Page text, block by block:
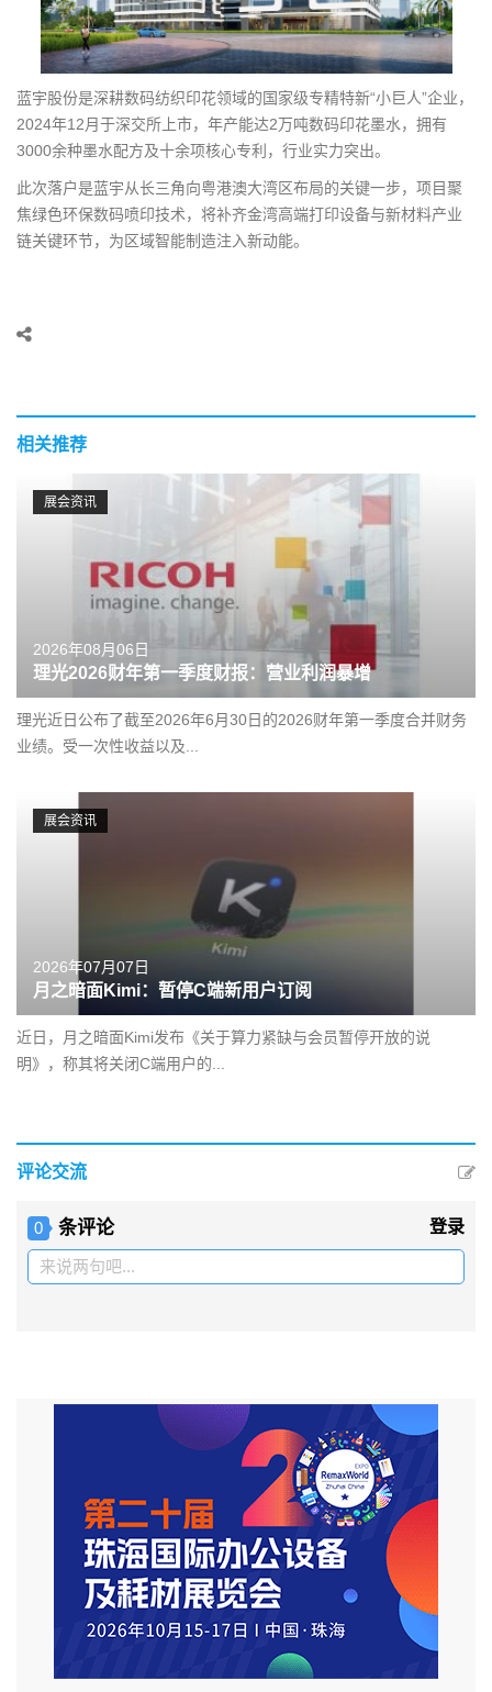
蓝宇股份是深耕数码纺织印花领域的国家级专精特新“小巨人”企业，
2024年12月于深交所上市，年产能达2万吨数码印花墨水，拥有
3000余种墨水配方及十余项核心专利，行业实力突出。
此次落户是蓝宇从长三角向粤港澳大湾区布局的关键一步，项目聚
焦绿色环保数码喷印技术，将补齐金湾高端打印设备与新材料产业
链关键环节，为区域智能制造注入新动能。
相关推荐
展会资讯
2026年08月06日
理光2026财年第一季度财报：营业利润暴增
理光近日公布了截至2026年6月30日的2026财年第一季度合并财务
业绩。受一次性收益以及...
展会资讯
2026年07月07日
月之暗面Kimi：暂停C端新用户订阅
近日，月之暗面Kimi发布《关于算力紧缺与会员暂停开放的说
明》，称其将关闭C端用户的...
评论交流
0 条评论 登录
来说两句吧...